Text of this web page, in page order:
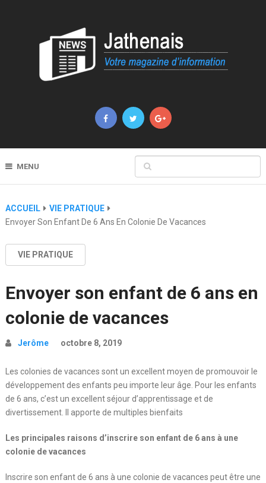
MENU
ACCUEIL
VIE PRATIQUE
Envoyer Son Enfant De 6 Ans En Colonie De Vacances
VIE PRATIQUE
Envoyer son enfant de 6 ans en
colonie de vacances
Jerôme octobre 8, 2019
Les colonies de vacances sont un excellent moyen de promouvoir le
développement des enfants peu importe leur âge. Pour les enfants
de 6 ans, c’est un excellent séjour d’apprentissage et de
divertissement. Il apporte de multiples bienfaits
Les principales raisons d’inscrire son enfant de 6 ans à une
colonie de vacances
Inscrire son enfant de 6 ans à une colonie de vacances peut être une